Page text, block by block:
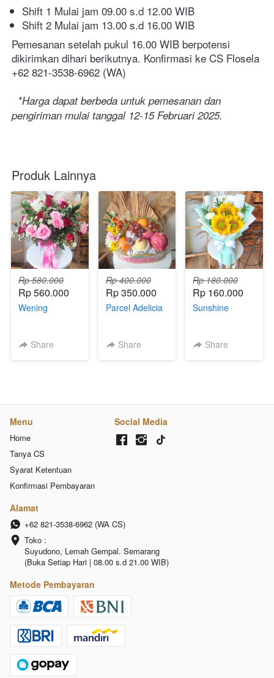
Shift 1 Mulai jam 09.00 s.d 12.00 WIB
Shift 2 Mulai jam 13.00 s.d 16.00 WIB
Pemesanan setelah pukul 16.00 WIB berpotensi
dikirimkan dihari berikutnya. Konfirmasi ke CS Flosela
+62 821-3538-6962 (WA)
*Harga dapat berbeda untuk pemesanan dan
pengiriman mulai tanggal 12-15 Februari 2025.
Produk Lainnya
Rp 580.000
Rp 560.000
Wening
Share
Rp 400.000
Rp 350.000
Parcel Adelicia
Share
Rp 180.000
Rp 160.000
Sunshine
Share
Menu
Home
Tanya CS
Syarat Ketentuan
Konfirmasi Pembayaran
Social Media
Alamat
+62 821-3538-6962 (WA CS)
Toko :
Suyudono, Lemah Gempal. Semarang
(Buka Setiap Hari | 08.00 s.d 21.00 WIB)
Metode Pembayaran